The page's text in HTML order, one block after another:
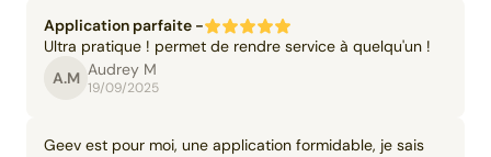
Application parfaite -
Ultra pratique ! permet de rendre service à quelqu'un !
A.M Audrey M
19/09/2025
Geev est pour moi, une application formidable, je sais